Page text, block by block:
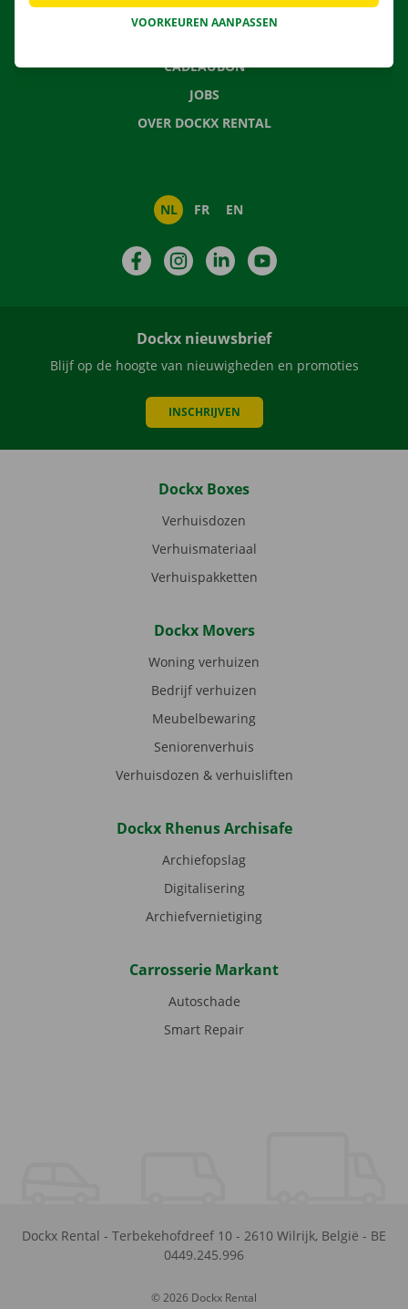
VEELGESTELDE VRAGEN
CADEAUBON
JOBS
OVER DOCKX RENTAL
NL FR EN
FacebookInstagramLinkedIn
Dockx nieuwsbrief
Blijf op de hoogte van nieuwigheden en promoties
INSCHRIJVEN
Dockx Boxes
Verhuisdozen
Verhuismateriaal
Verhuispakketten
Dockx Movers
Woning verhuizen
Bedrijf verhuizen
Meubelbewaring
Seniorenverhuis
Verhuisdozen & verhuisliften
Dockx Rhenus Archisafe
Archiefopslag
Digitalisering
Archiefvernietiging
Carrosserie Markant
Autoschade
Smart Repair
Dockx Rental - Terbekehofdreef 10 - 2610 Wilrijk, België - BE
0449.245.996
© 2026 Dockx Rental
VOORKEUREN AANPASSEN